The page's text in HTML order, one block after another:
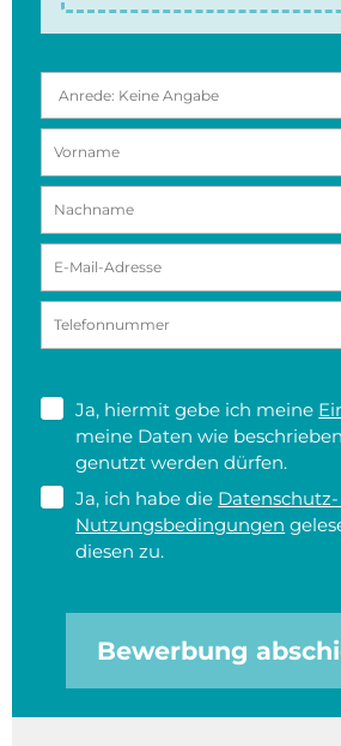
Ja, hiermit gebe ich meine
meine Daten wie
genutzt werden dürfen.
Ja, ich habe die
Nutzungsbedingungen
diesen zu.
Bewerbung